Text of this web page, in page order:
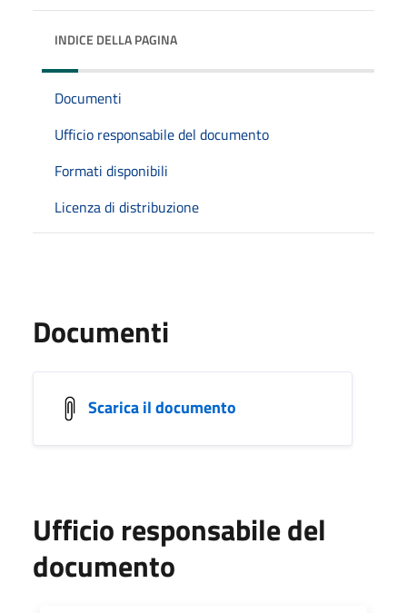
INDICE DELLA PAGINA
Documenti
Ufficio responsabile del documento
Formati disponibili
Licenza di distribuzione
Documenti
Scarica il documento
Ufficio responsabile del
documento